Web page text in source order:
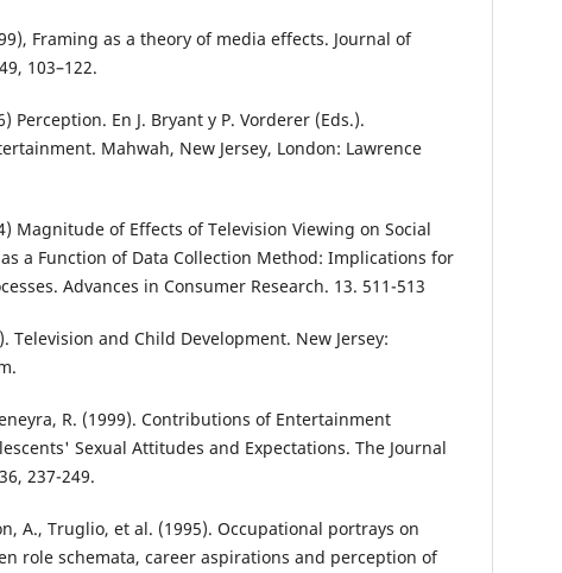
Framing as a theory of media effects. Journal of
103–122.
Perception. En J. Bryant y P. Vorderer (Eds.).
Mahwah, New Jersey, London: Lawrence
Magnitude of Effects of Television Viewing on Social
a Function of Data Collection Method: Implications for
Advances in Consumer Research. 13. 511-513
Television and Child Development. New Jersey:
R. (1999). Contributions of Entertainment
Sexual Attitudes and Expectations. The Journal
237-249.
A., Truglio, et al. (1995). Occupational portrays on
role schemata, career aspirations and perception of